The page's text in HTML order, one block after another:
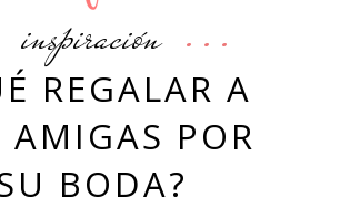
inspiración
REGALAR A
AMIGAS POR
BODA?